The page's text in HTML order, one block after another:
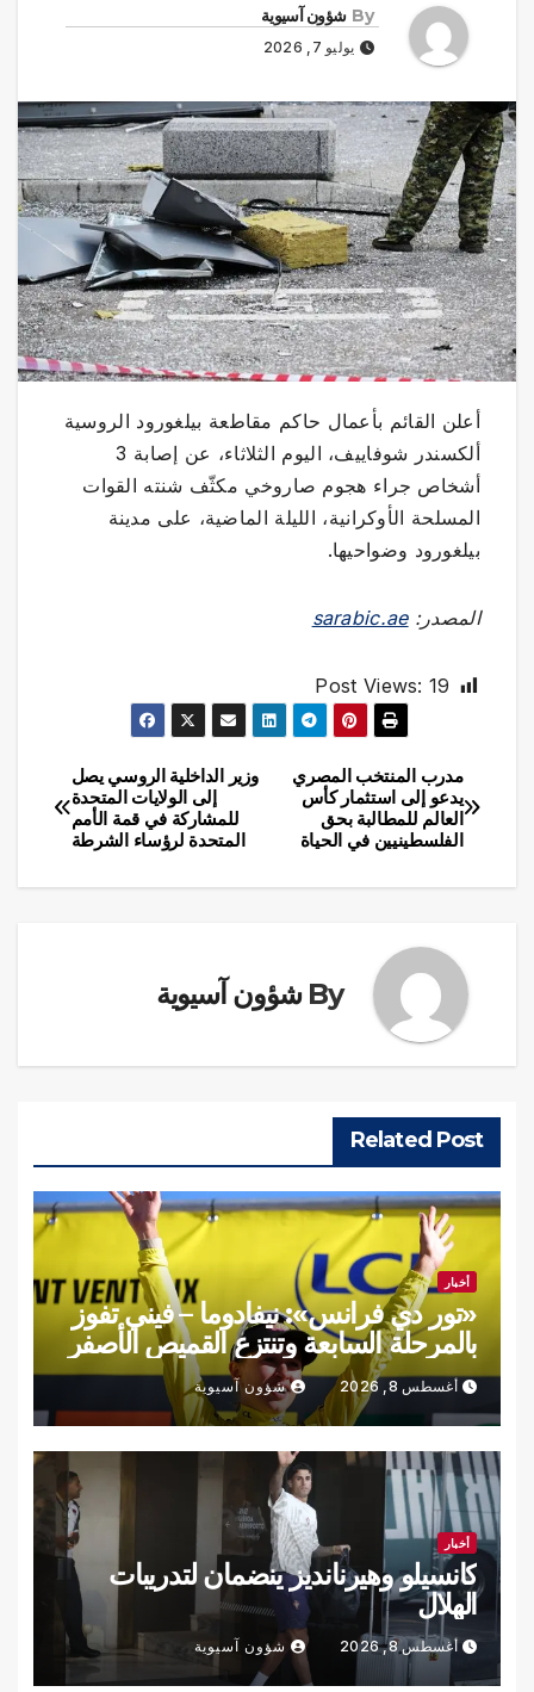
By شؤون آسيوية
يوليو 7, 2026
أعلن القائم بأعمال حاكم مقاطعة بيلغورود الروسية
ألكسندر شوفاييف، اليوم الثلاثاء، عن إصابة 3
أشخاص جراء هجوم صاروخي مكثّف شنته القوات
المسلحة الأوكرانية، الليلة الماضية، على مدينة
بيلغورود وضواحيها.
المصدر:sarabic.ae
Post Views: 19
تصفّح
المقالات
وزير الداخلية الروسي يصل
إلى الولايات المتحدة
للمشاركة في قمة الأمم
المتحدة لرؤساء الشرطة
مدرب المنتخب المصري
يدعو إلى استثمار كأس
العالم للمطالبة بحق
الفلسطينيين في الحياة
By شؤون آسيوية
Related Post
أخبار
«تور دي فرانس»: نيفادوما – فيني تفوز
بالمرحلة السابعة وتنتزع القميص الأصفر
أغسطس 8, 2026 شؤون آسيوية
أخبار
كانسيلو وهيرنانديز ينضمان لتدريبات
الهلال
أغسطس 8, 2026 شؤون آسيوية